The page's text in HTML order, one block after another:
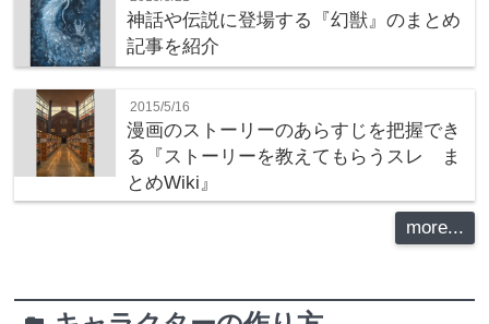
神話や伝説に登場する『幻獣』のまとめ
記事を紹介
2015/5/16
漫画のストーリーのあらすじを把握でき
る『ストーリーを教えてもらうスレ ま
とめWiki』
more...